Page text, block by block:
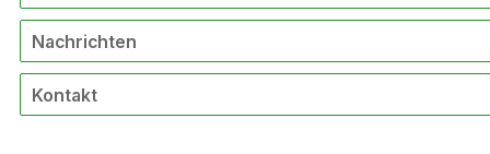
Nachrichten
Kontakt